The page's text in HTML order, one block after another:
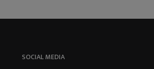
SOCIAL MEDIA